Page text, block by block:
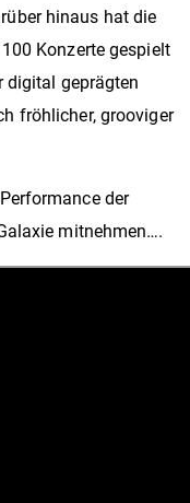
hinaus hat die
Konzerte gespielt
digital geprägten
fröhlicher, grooviger
der
mitnehmen….